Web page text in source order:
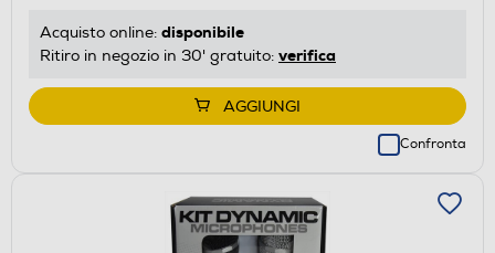
Acquisto online: disponibile
Ritiro in negozio in 30' gratuito: verifica
AGGIUNGI
Confronta